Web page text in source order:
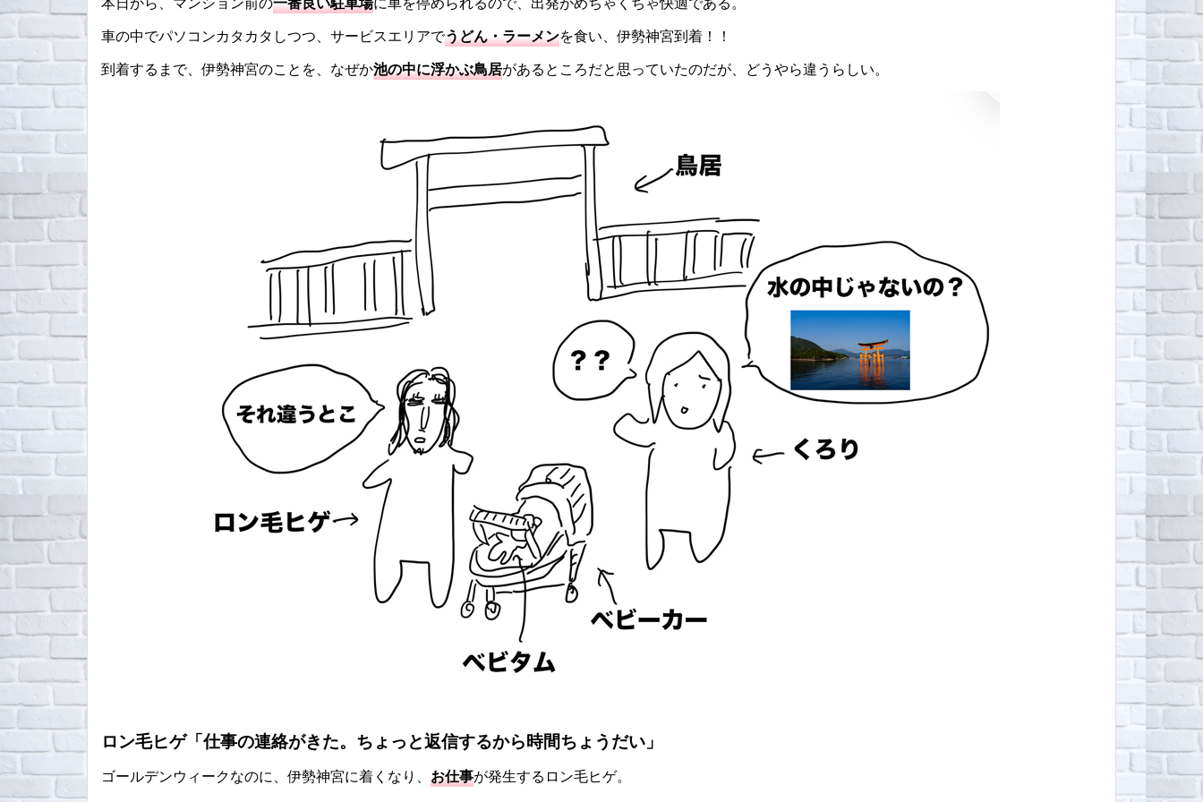
車の中でパソコンカタカタしつつ、サービスエリアでうどん・ラーメンを食い、伊勢神宮到着！！
到着するまで、伊勢神宮のことを、なぜか池の中に浮かぶ鳥居があるところだと思っていたのだが、どうやら違うらしい。
ロン毛ヒゲ「仕事の連絡がきた。ちょっと返信するから時間ちょうだい」
ゴールデンウィークなのに、伊勢神宮に着くなり、 お仕事が発生するロン毛ヒゲ。